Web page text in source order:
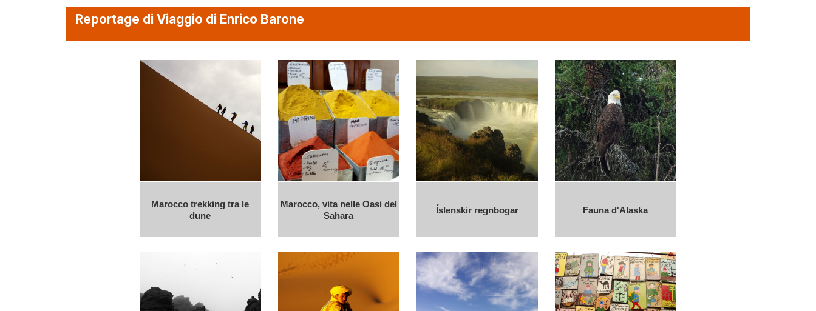
Reportage di Viaggio di Enrico Barone
Marocco trekking tra le
dune
Marocco, vita nelle Oasi del
Sahara
Íslenskir regnbogar Fauna d'Alaska